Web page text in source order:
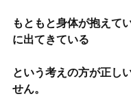
もともと身体が抱えて
に出てきている
という考えの方が正し
せん。